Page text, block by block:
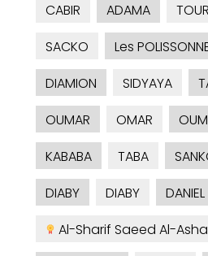
CABIR
ADAMA
SACKO
Les
DIAMION
SIDYAYA
OUMAR
OMAR
KABABA
TABA
DIABY
DIABY
DANIEL
Al-Sharif Saeed Al-